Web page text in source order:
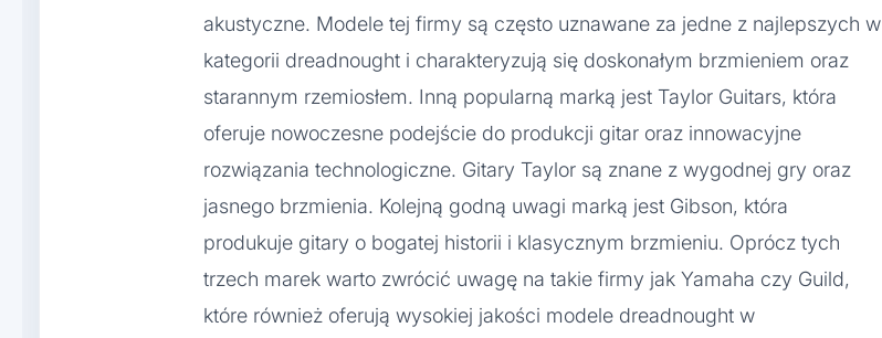
akustyczne. Modele tej firmy są często uznawane za jedne z najlepszych w
kategorii dreadnought i charakteryzują się doskonałym brzmieniem oraz
starannym rzemiosłem. Inną popularną marką jest Taylor Guitars, która
oferuje nowoczesne podejście do produkcji gitar oraz innowacyjne
rozwiązania technologiczne. Gitary Taylor są znane z wygodnej gry oraz
jasnego brzmienia. Kolejną godną uwagi marką jest Gibson, która
produkuje gitary o bogatej historii i klasycznym brzmieniu. Oprócz tych
trzech marek warto zwrócić uwagę na takie firmy jak Yamaha czy Guild,
które również oferują wysokiej jakości modele dreadnought w